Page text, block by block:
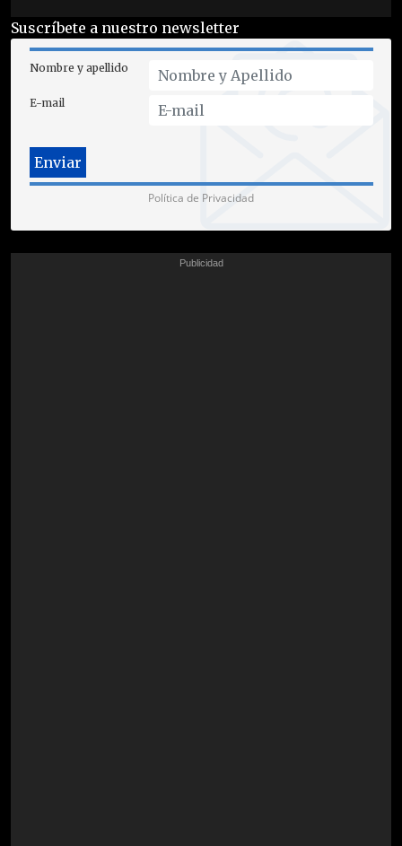
Suscríbete a nuestro newsletter
Nombre y apellido
E-mail
Política de Privacidad